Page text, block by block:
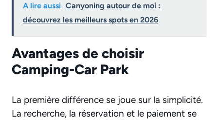
A lire aussi Canyoning autour de moi :
découvrez les meilleurs spots en 2026
Avantages de choisir
Camping-Car Park
La première différence se joue sur la simplicité.
La recherche, la réservation et le paiement se